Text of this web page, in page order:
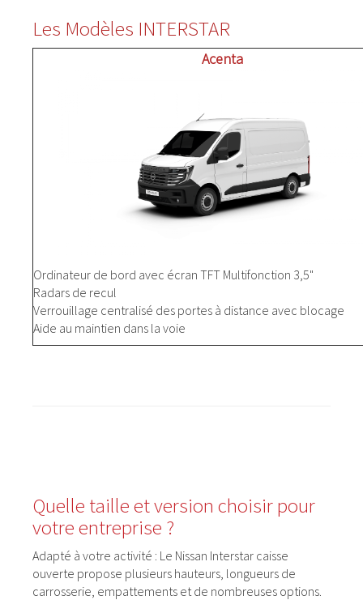
Les Modèles INTERSTAR
Acenta
Ordinateur de bord avec écran TFT Multifonction 3,5"
Radars de recul
Verrouillage centralisé des portes à distance avec blocage
Aide au maintien dans la voie
Quelle taille et version choisir pour
votre entreprise ?
Adapté à votre activité : Le Nissan Interstar caisse
ouverte propose plusieurs hauteurs, longueurs de
carrosserie, empattements et de nombreuses options.